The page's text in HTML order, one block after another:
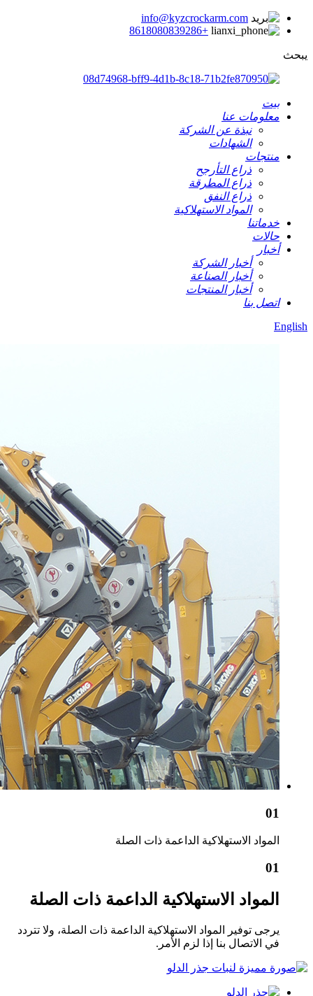
info@kyzcrockarm.com
+8618080839286
يبحث
بيت
معلومات عنا
نبذة عن الشركة
الشهادات
منتجات
ذراع التأرجح
ذراع المطرقة
ذراع النفق
المواد الاستهلاكية
خدماتنا
حالات
أخبار
أخبار الشركة
أخبار الصناعة
أخبار المنتجات
اتصل بنا
English
01
المواد الاستهلاكية الداعمة ذات الصلة
01
المواد الاستهلاكية الداعمة ذات الصلة
يرجى توفير المواد الاستهلاكية الداعمة ذات الصلة، ولا تتردد
في الاتصال بنا إذا لزم الأمر.